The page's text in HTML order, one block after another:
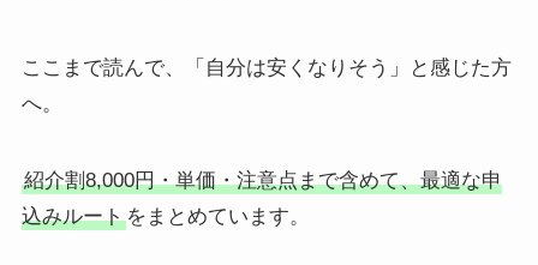
ここまで読んで、「自分は安くなりそう」と感じた方
へ。
紹介割8,000円・単価・注意点まで含めて、最適な申
込みルートをまとめています。